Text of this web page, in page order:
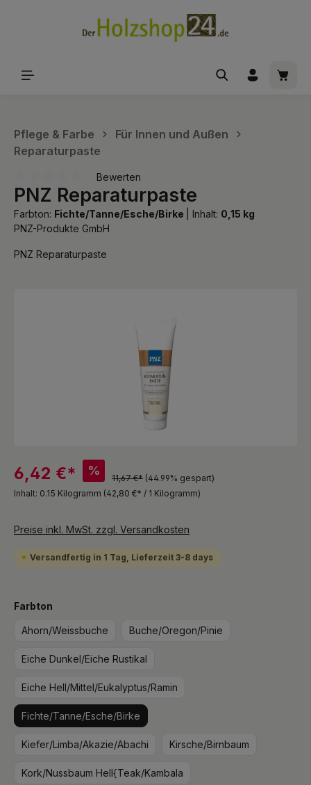
Pflege & Farbe
Für Innen und Außen
Reparaturpaste
Durchschnittliche Bewertung von 0 von 5 Sternen
Bewerten
PNZ Reparaturpaste
Farbton: Fichte/Tanne/Esche/Birke Inhalt: 0,15 kg
PNZ-Produkte GmbH
PNZ Reparaturpaste
6,42 €* %
11,67 €* (44.99% gespart)
Inhalt: 0.15 Kilogramm (42,80 €* / 1 Kilogramm)
Preise inkl. MwSt. zzgl. Versandkosten
Versandfertig in 1 Tag, Lieferzeit 3-8 days
Farbton
Ahorn/Weissbuche Buche/Oregon/Pinie
Eiche Dunkel/Eiche Rustikal
Eiche Hell/Mittel/Eukalyptus/Ramin
Fichte/Tanne/Esche/Birke
Kiefer/Limba/Akazie/Abachi Kirsche/Birnbaum
Kork/Nussbaum Hell{Teak/Kambala